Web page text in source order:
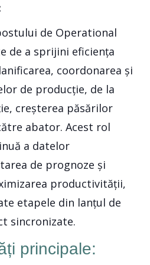
de Operational
de a sprijini eficiența
coordonarea și
de producție, de la
creșterea păsărilor
abator. Acest rol
a datelor
de prognoze și
productivității,
etapele din lanțul de
sincronizate.
principale: